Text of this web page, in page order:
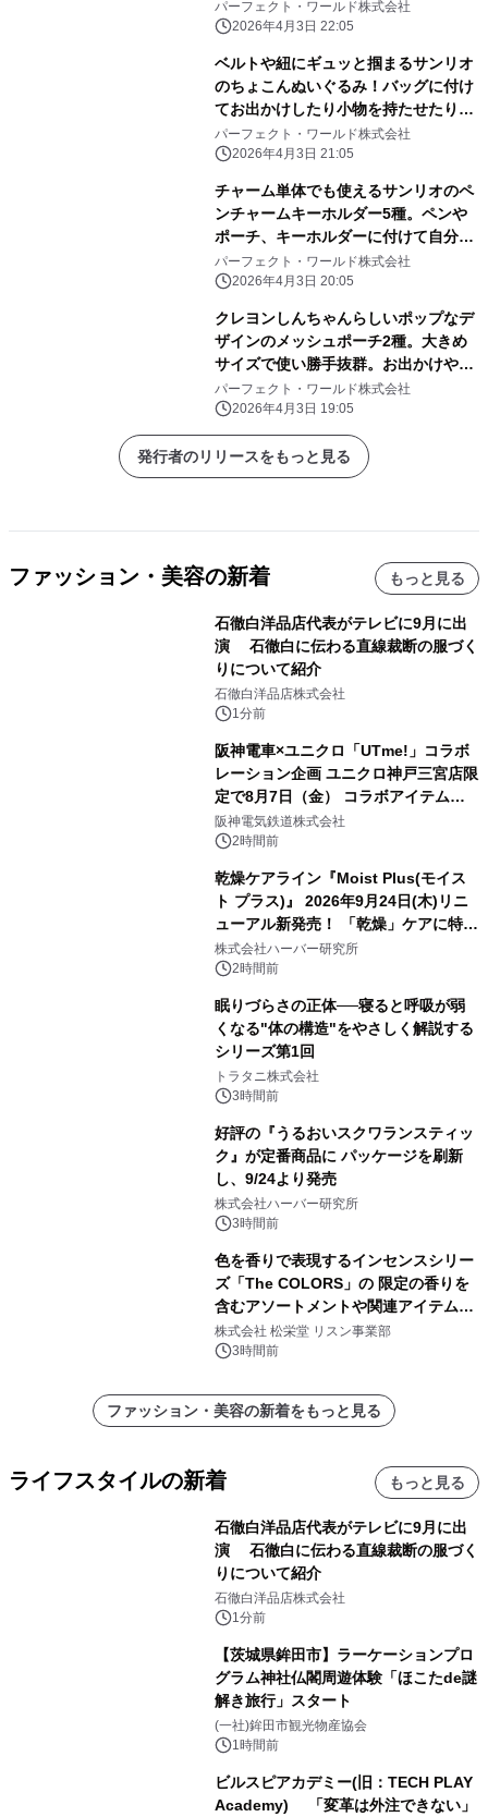
いピンク色に心和む
パーフェクト・ワールド株式会社
2026年4月3日 22:05
ベルトや紐にギュッと掴まるサンリオ
のちょこんぬいぐるみ！バッグに付け
てお出かけしたり小物を持たせたりと
自由に楽しめる！
パーフェクト・ワールド株式会社
2026年4月3日 21:05
チャーム単体でも使えるサンリオのペ
ンチャームキーホルダー5種。ペンや
ポーチ、キーホルダーに付けて自分だ
けのアレンジしよう
パーフェクト・ワールド株式会社
2026年4月3日 20:05
クレヨンしんちゃんらしいポップなデ
ザインのメッシュポーチ2種。大きめ
サイズで使い勝手抜群。お出かけや旅
行にぜひ！
パーフェクト・ワールド株式会社
2026年4月3日 19:05
発行者のリリースをもっと見る
ファッション・美容の新着 もっと見る
石徹白洋品店代表がテレビに9月に出
演 石徹白に伝わる直線裁断の服づく
りについて紹介
石徹白洋品店株式会社
1分前
阪神電車×ユニクロ「UTme!」コラボ
レーション企画 ユニクロ神戸三宮店限
定で8月7日（金） コラボアイテムが
発売決定！
阪神電気鉄道株式会社
2時間前
乾燥ケアライン『Moist Plus(モイス
ト プラス)』 2026年9月24日(木)リニ
ューアル新発売！ 「乾燥」ケアに特化
し、ライン使いで潤いに満ちた肌へ
株式会社ハーバー研究所
2時間前
眠りづらさの正体──寝ると呼吸が弱
くなる"体の構造"をやさしく解説する
シリーズ第1回
トラタニ株式会社
3時間前
好評の『うるおいスクワランスティッ
ク』が定番商品に パッケージを刷新
し、9/24より発売
株式会社ハーバー研究所
3時間前
色を香りで表現するインセンスシリー
ズ「The COLORS」の 限定の香りを
含むアソートメントや関連アイテムを
8月6日発売
株式会社 松栄堂 リスン事業部
3時間前
ファッション・美容の新着をもっと見る
ライフスタイルの新着 もっと見る
石徹白洋品店代表がテレビに9月に出
演 石徹白に伝わる直線裁断の服づく
りについて紹介
石徹白洋品店株式会社
1分前
【茨城県鉾田市】ラーケーションプロ
グラム神社仏閣周遊体験「ほこたde謎
解き旅行」スタート
(一社)鉾田市観光物産協会
1時間前
ビルスピアカデミー(旧：TECH PLAY
Academy) 「変革は外注できない」